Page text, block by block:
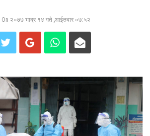
On २०७७ भाद्र १४ गते ,आईतवार ०७:५२